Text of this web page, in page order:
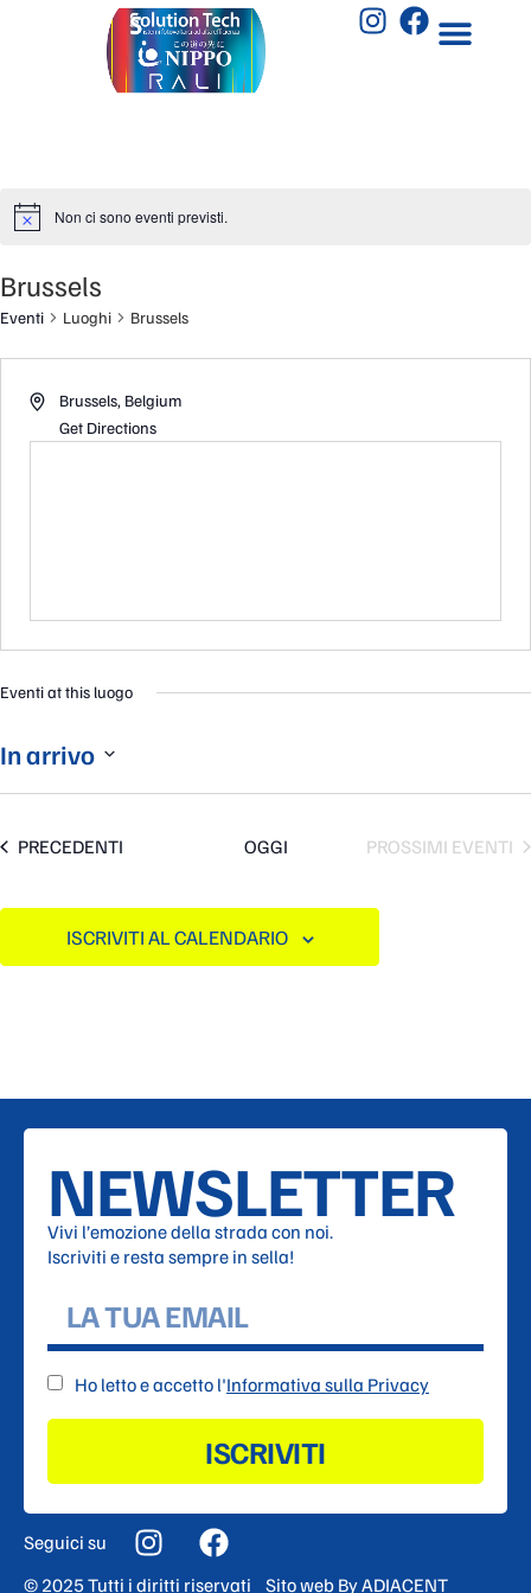
Non ci sono eventi previsti.
Brussels
Eventi Luoghi Brussels
Brussels, Belgium
Get Directions
Eventi at this luogo
In arrivo
la
EVENTI
PRECEDENTI OGGI PROSSIMI EVENTI
ISCRIVITI AL CALENDARIO
NEWSLETTER
Vivi l’emozione della strada con noi.
Iscriviti e resta sempre in sella!
Ho letto e accetto l'Informativa sulla Privacy
ISCRIVITI
Seguici su
© 2025 Tutti i diritti riservati
Sito web ByADIACENT